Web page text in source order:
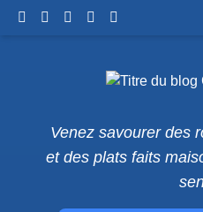
Venez savourer des
et des plats faits